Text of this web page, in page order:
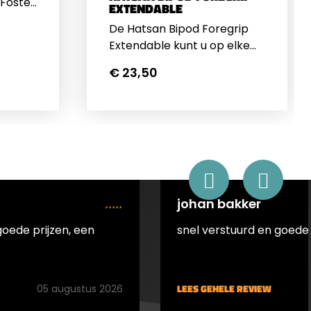
EXTENDABLE
De Hatsan Bipod Foregrip
Extendable kunt u op elke
kunt dit artikel tweeledig
€ 23,50
prijzen, een
05 augustus 2026
johan bakker
snel verstuurd en goede
LEES GEHELE REVIEW